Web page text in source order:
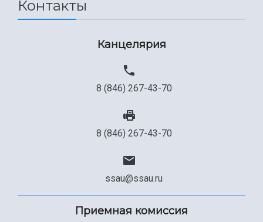
Сведения об образовательной организации
Официальные документы
Контакты
Канцелярия
8 (846) 267-43-70
8 (846) 267-43-70
ssau@ssau.ru
Приемная комиссия